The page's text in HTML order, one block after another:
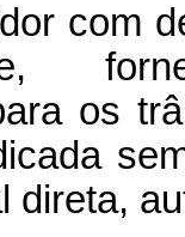
com
os
direta,